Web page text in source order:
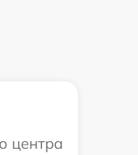
центра